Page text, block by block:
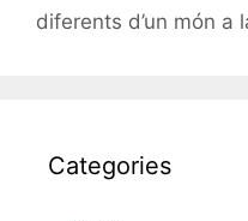
diferents d’un món a
Categories